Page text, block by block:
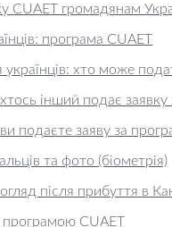
CUAET громадянам
програма CUAET
українців: хто може
інший подає
подаєте заяву за
та фото (біометрія)
після прибуття в
програмою CUAET